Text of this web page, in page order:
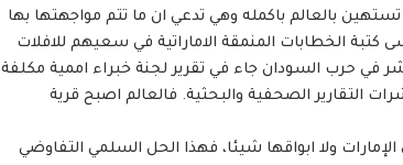
بالعالم باكمله وهي تدعي ان ما تتم مواجهتها بها
الخطابات المنمقة الاماراتية في سعيهم للافلات
في حرب السودان جاء في تقرير لجنة خبراء اممية مكلفة
التقارير الصحفية والبحثية. فالعالم اصبح قرية
ولا ابواقها شيئا، فهذا الحل السلمي التفاوضي